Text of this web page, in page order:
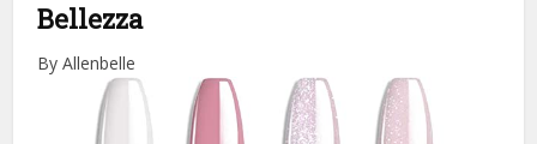
Bellezza
By Allenbelle